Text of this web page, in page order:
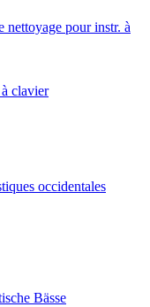
nettoyage pour instr. à
clavier
occidentales
Bässe